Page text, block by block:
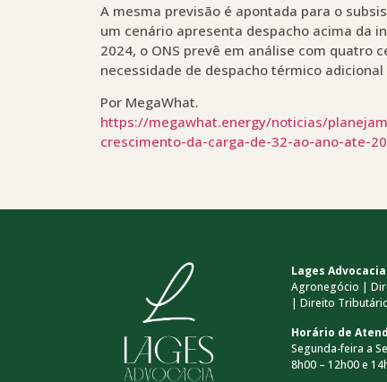
A mesma previsão é apontada para o
um cenário apresenta despacho acima da
2024, o ONS prevê em análise com quatro
necessidade de despacho térmico
Por MegaWhat.
https://megawhat.energy/noticias/
crescimento-da-carga-de-32-ao-ano-ate-
Lages Advocacia
Agronegócio |
| Direito
Horário de
Segunda-feira a
8h00 – 12h00 e